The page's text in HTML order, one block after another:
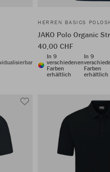
HERREN BASICS
JAKO Polo Organic
40,00 CHF
In 9
verschiedenen
Farben
erhältlich
In 9
Farben
erhältlich